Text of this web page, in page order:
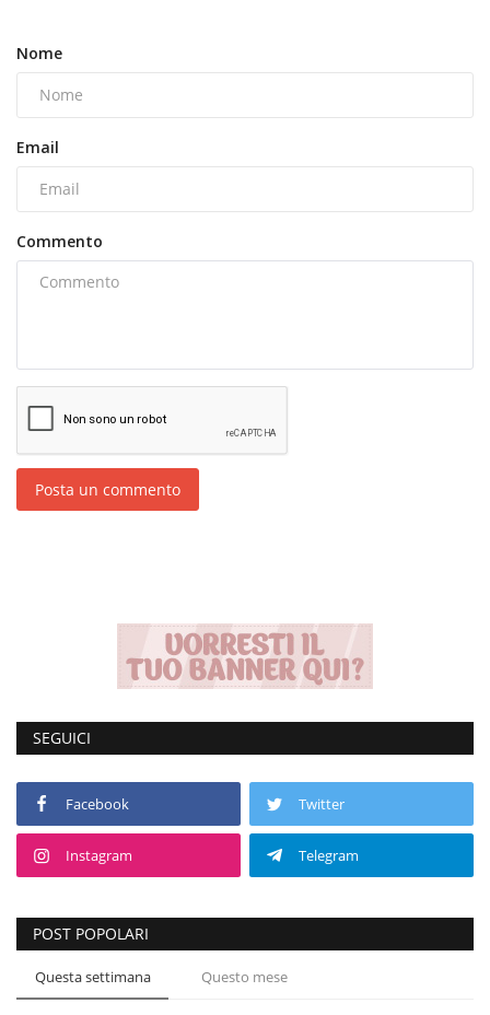
Nome
Email
Commento
Posta un commento
SEGUICI
Facebook Twitter
Instagram Telegram
POST POPOLARI
Questa settimana Questo mese